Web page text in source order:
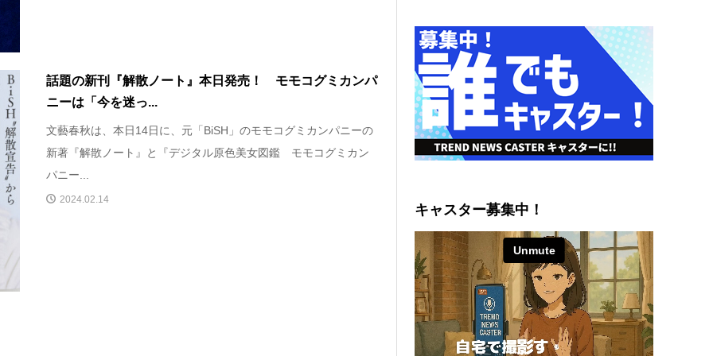
話題の新刊『解散ノート』本日発売！ モモコグミカンパ
ニーは「今を迷っ...
文藝春秋は、本日14日に、元「BiSH」のモモコグミカンパニーの
新著『解散ノート』と『デジタル原色美女図鑑 モモコグミカン
パニー...
2024.02.14
キャスター募集中！